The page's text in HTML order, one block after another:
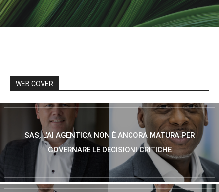
WEB COVER
SAS, L’AI AGENTICA NON È ANCORA MATURA PER
GOVERNARE LE DECISIONI CRITICHE